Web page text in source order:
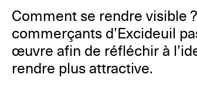
Comment se rendre visible
commerçants d’Excideuil
œuvre afin de réfléchir à
rendre plus attractive.